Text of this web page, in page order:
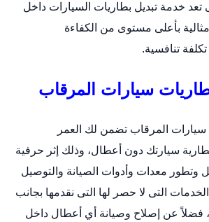
تعد خدمة تبديل بطاريات السيارات داخل
بأعلى مستوى من الكفاءة
تنافسية.
سيارات المرقاب
سيارات المرقاب تضمن لك العمر
سيارتك دون أعطال، وذلك إثر حرفية
وتطور معدات وأدوات الصيانة والتوصيل
التى لا حصر لها التى نقدمها بجانب
فضلاً عن إصلاح وصيانة أي أعطال داخل